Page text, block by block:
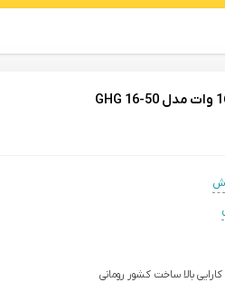
بالا ساخت کشور رومانی